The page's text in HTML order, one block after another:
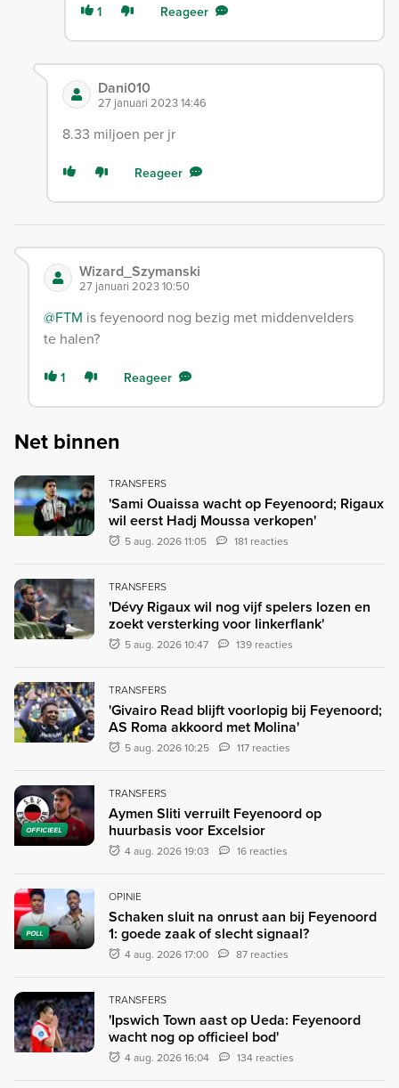
1 Reageer
Dani010
27 januari 2023 14:46
8.33 miljoen per jr
Reageer
Wizard_Szymanski
27 januari 2023 10:50
@FTM is feyenoord nog bezig met middenvelders
te halen?
1 Reageer
Net binnen
TRANSFERS
'Sami Ouaissa wacht op Feyenoord; Rigaux
wil eerst Hadj Moussa verkopen'
5 aug. 2026 11:05 181 reacties
TRANSFERS
'Dévy Rigaux wil nog vijf spelers lozen en
zoekt versterking voor linkerflank'
5 aug. 2026 10:47 139 reacties
TRANSFERS
'Givairo Read blijft voorlopig bij Feyenoord;
AS Roma akkoord met Molina'
5 aug. 2026 10:25 117 reacties
OFFICIEEL
TRANSFERS
Aymen Sliti verruilt Feyenoord op
huurbasis voor Excelsior
4 aug. 2026 19:03 16 reacties
POLL
OPINIE
Schaken sluit na onrust aan bij Feyenoord
1: goede zaak of slecht signaal?
4 aug. 2026 17:00 87 reacties
TRANSFERS
'Ipswich Town aast op Ueda: Feyenoord
wacht nog op officieel bod'
4 aug. 2026 16:04 134 reacties